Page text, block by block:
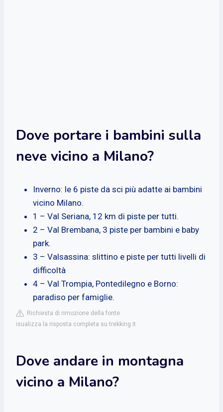
Dove portare i bambini sulla
neve vicino a Milano?
Inverno: le 6 piste da sci più adatte ai bambini
vicino Milano.
1 – Val Seriana, 12 km di piste per tutti.
2 – Val Brembana, 3 piste per bambini e baby
park.
3 – Valsassina: slittino e piste per tutti livelli di
difficoltà
4 – Val Trompia, Pontedilegno e Borno:
paradiso per famiglie.
Richiesta di rimozione della fonte
isualizza la risposta completa su trekking.it
Dove andare in montagna
vicino a Milano?